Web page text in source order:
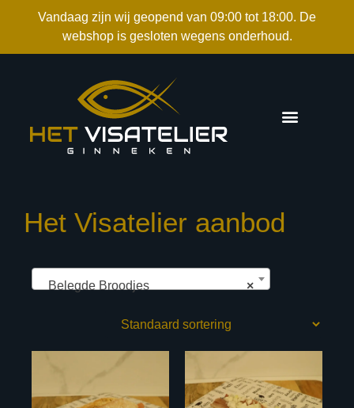
Vandaag zijn wij geopend van 09:00 tot 18:00. De
webshop is gesloten wegens onderhoud.
Het Visatelier aanbod
×
Belegde Broodjes